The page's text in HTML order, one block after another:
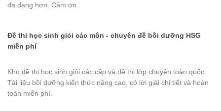
đa dạng hơn. Cảm ơn.
Đề thi học sinh giỏi các môn - chuyên đề bồi dưỡng HSG
miễn phí
Kho đề thi học sinh giỏi các cấp và đề thi lớp chuyên toàn quốc.
Tài liệu bồi dưỡng kiến thức nâng cao, có lời giải chi tiết và hoàn
toàn miễn phí.